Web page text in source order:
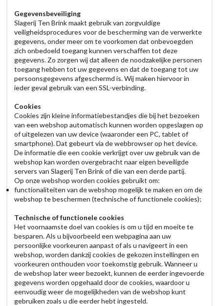
Gegevensbeveiliging
Slagerij Ten Brink maakt gebruik van zorgvuldige
veiligheidsprocedures voor de bescherming van de verwerkte
gegevens, onder meer om te voorkomen dat onbevoegden
zich onbedoeld toegang kunnen verschaffen tot deze
gegevens. Zo zorgen wij dat alleen de noodzakelijke personen
toegang hebben tot uw gegevens en dat de toegang tot uw
persoonsgegevens afgeschermd is. Wij maken hiervoor in
ieder geval gebruik van een SSL-verbinding.
Cookies
Cookies zijn kleine informatiebestandjes die bij het bezoeken
van een webshop automatisch kunnen worden opgeslagen op
of uitgelezen van uw device (waaronder een PC, tablet of
smartphone). Dat gebeurt via de webbrowser op het device.
De informatie die een cookie verkrijgt over uw gebruik van de
webshop kan worden overgebracht naar eigen beveiligde
servers van Slagerij Ten Brink of die van een derde partij.
Op onze webshop worden cookies gebruikt om:
functionaliteiten van de webshop mogelijk te maken en om de
webshop te beschermen (technische of functionele cookies);
Technische of functionele cookies
Het voornaamste doel van cookies is om u tijd en moeite te
besparen. Als u bijvoorbeeld een webpagina aan uw
persoonlijke voorkeuren aanpast of als u navigeert in een
webshop, worden dankzij cookies de gekozen instellingen en
voorkeuren onthouden voor toekomstig gebruik. Wanneer u
de webshop later weer bezoekt, kunnen de eerder ingevoerde
gegevens worden opgehaald door de cookies, waardoor u
eenvoudig weer de mogelijkheden van de webshop kunt
gebruiken zoals u die eerder hebt ingesteld.